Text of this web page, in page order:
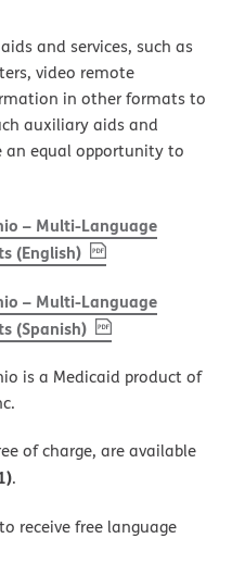
and services, such as
video remote
in other formats to
auxiliary aids and
an equal opportunity to
– Multi-Language
(English), PDF(opens in new
– Multi-Language
(Spanish), PDF(opens in new
is a Medicaid product of
of charge, are available
.
receive free language